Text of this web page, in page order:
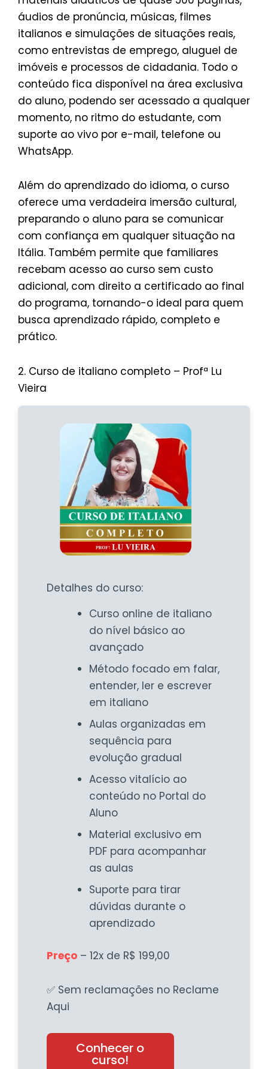
áudios de pronúncia, músicas, filmes
italianos e simulações de situações reais,
como entrevistas de emprego, aluguel de
imóveis e processos de cidadania. Todo o
conteúdo fica disponível na área exclusiva
do aluno, podendo ser acessado a qualquer
momento, no ritmo do estudante, com
suporte ao vivo por e-mail, telefone ou
WhatsApp.
Além do aprendizado do idioma, o curso
oferece uma verdadeira imersão cultural,
preparando o aluno para se comunicar
com confiança em qualquer situação na
Itália. Também permite que familiares
recebam acesso ao curso sem custo
adicional, com direito a certificado ao final
do programa, tornando-o ideal para quem
busca aprendizado rápido, completo e
prático.
2. Curso de italiano completo – Profª Lu
Vieira
Detalhes do curso:
Curso online de italiano
do nível básico ao
avançado
Método focado em falar,
entender, ler e escrever
em italiano
Aulas organizadas em
sequência para
evolução gradual
Acesso vitalício ao
conteúdo no Portal do
Aluno
Material exclusivo em
PDF para acompanhar
as aulas
Suporte para tirar
dúvidas durante o
aprendizado
Preço– 12x de R$ 199,00
✅ Sem reclamações no Reclame
Aqui
Conhecer o
curso!